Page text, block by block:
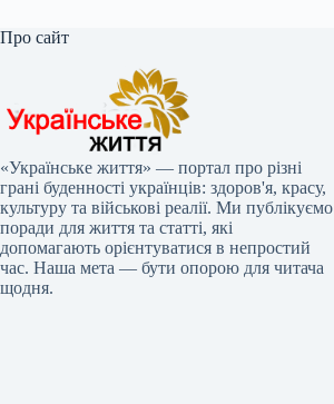
Про сайт
«Українське життя» — портал про різні
грані буденності українців: здоров'я, красу,
культуру та військові реалії. Ми публікуємо
поради для життя та статті, які
допомагають орієнтуватися в непростий
час. Наша мета — бути опорою для читача
щодня.